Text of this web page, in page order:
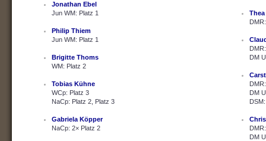
Jonathan Ebel
Jun WM: Platz 1
Philip Thiem
Jun WM: Platz 1
Brigitte Thoms
WM: Platz 2
Tobias Kühne
WCp: Platz 3
NaCp: Platz 2, Platz 3
Gabriela Köpper
NaCp: 2× Platz 2
DM
DM
DM